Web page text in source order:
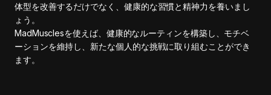
体型を改善するだけでなく、健康的な習慣と精神力を養いまし
ょう。
MadMusclesを使えば、健康的なルーティンを構築し、モチベ
ーションを維持し、新たな個人的な挑戦に取り組むことができ
ます。